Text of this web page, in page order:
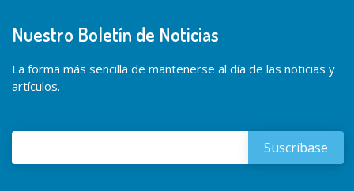
Nuestro Boletín de Noticias
La forma más sencilla de mantenerse al día de las noticias y
artículos.